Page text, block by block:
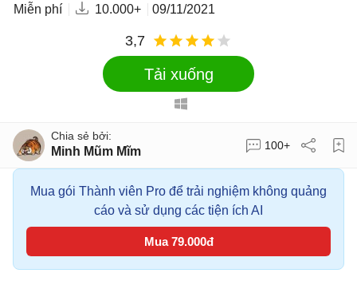
Miễn phí 10.000+ 09/11/2021
3,7
Tải xuống
Minh Mũm Mĩm 100+
Mua gói Thành viên Pro để trải nghiệm không quảng
cáo và sử dụng các tiện ích AI
Mua 79.000đ